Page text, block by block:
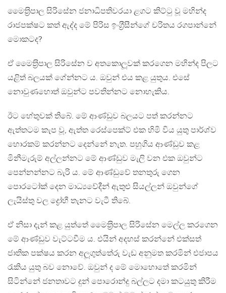
මෛත‍්‍රිපාල සිරිසේන ජනාධිපතිවරයා ළගට කිට්ටු වූ මහින්ද
රාජපක්ෂට කත් ඇද්ද මේ පිරිස ඉංග‍්‍රීසීන්ගේ චරිතය රගපාන්නේ
මොකටද?
ඒ මෛත‍්‍රිපාල සිරිසේන ව අතකොලූවක් කරගෙන මහින්ද පිලට
යළිත් බලයක් ගේන්නට ය. ඔවුන් එය කළ යුතුය. එසේ
නොවුණහොත් ඔවුන්ට පවතින්නට නොහැකිය.
ඊට හේතුවක් තිබේ. මේ ආණ්ඩුව බලයට පත් කරන්නට
ඇත්තටම කැප වූ, ඇත්ත රෙස්පෙක්ට් එක හිමි විය යුතු පාර්ශ්ව
හොරකම් කරන්නට දෙන්නේ නැත. පහුගිය ආණ්ඩුව කළ
මිනීමැරුම් අල්ලන්නට මේ ආණ්ඩුව මැලි වන එක ඔවුන්ට
පෙන්නන්නට බැරි ය. මේ ආණ්ඩුවේ තනතුරු ගෙන
පොරටෝක් දෙන මාධ්‍යවේදීන් ඇතුළු සියල්ලන් ඔවුන්ගේ
ලැයිස්තු වල ද්‍රෝහී තැනට වැටී තිබේ.
ඒ නිසා දැන් කළ යුත්තේ මෛත‍්‍රිපාල සිරිසේන මෙල්ල කරගෙන
මේ ආණ්ඩුව වැට්ටවීම ය. එයින් අදහස් කරන්නේ එක්සත්
ජාතික පක්ෂය කරන අලූගුත්තේරු වැඩ අනුමත කරමින් එජාපය
රැකිය යුතු බව නොවේ. ඔවුන් ද මේ මොහොතේ කරමින්
සිටින්නේ ජනතාවට දුන් පොරොන්දු බල්ලට දමා කටයුතු කිරීම